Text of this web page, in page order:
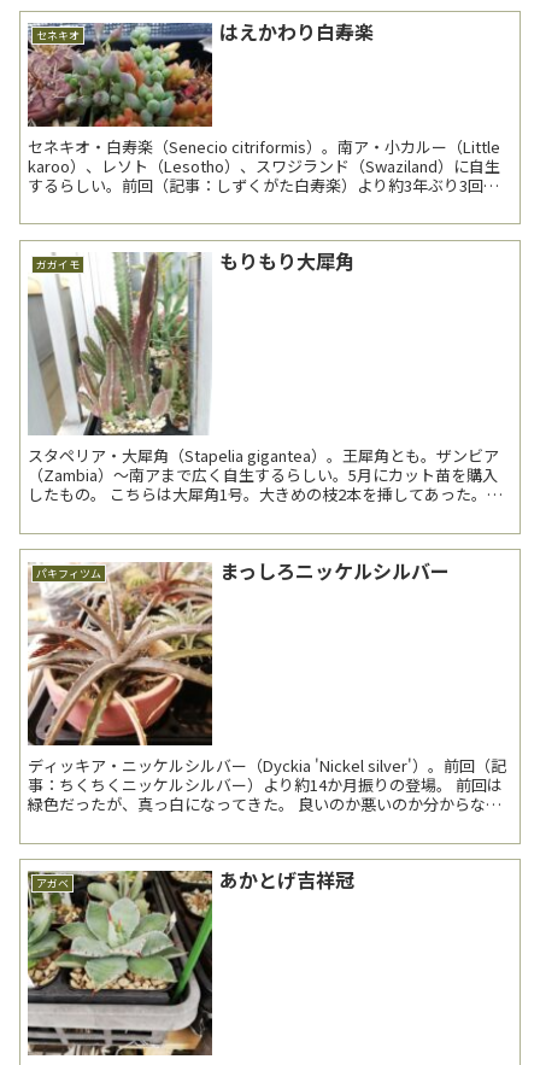
セネキオ はえかわり白寿楽
セネキオ・白寿楽（Senecio citriformis）。南ア・小カルー（Little
karoo）、レソト（Lesotho）、スワジランド（Swaziland）に自生
するらしい。前回（記事：しずくがた白寿楽）より約3年ぶり3回目
ガガイモ もりもり大犀角
スタペリア・大犀角（Stapelia gigantea）。王犀角とも。ザンビア
（Zambia）～南アまで広く自生するらしい。5月にカット苗を購入
したもの。 こちらは大犀角1号。大きめの枝2本を挿してあった。下
パキフィツム まっしろニッケルシルバー
ディッキア・ニッケルシルバー（Dyckia 'Nickel silver'）。前回（記
事：ちくちくニッケルシルバー）より約14か月振りの登場。 前回は
緑色だったが、真っ白になってきた。 良いのか悪いのか分からない
アガベ あかとげ吉祥冠